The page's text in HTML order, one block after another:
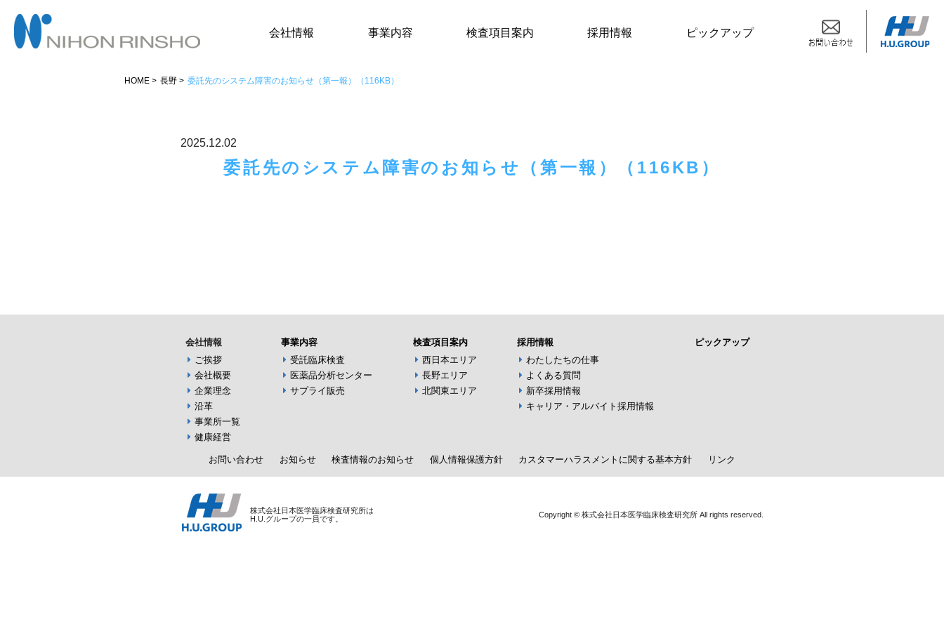
会社情報 事業内容 検査項目案内 採用情報 ピックアップ
HOME 長野 委託先のシステム障害のお知らせ（第一報）（116KB）
2025.12.02
委託先のシステム障害のお知らせ（第一報）（116KB）
会社情報
ご挨拶
会社概要
企業理念
沿革
事業所一覧
健康経営
事業内容
受託臨床検査
医薬品分析センター
サプライ販売
検査項目案内
西日本エリア
長野エリア
北関東エリア
採用情報
わたしたちの仕事
よくある質問
新卒採用情報
キャリア・アルバイト採用情報
ピックアップ
お問い合わせ お知らせ 検査情報のお知らせ 個人情報保護方針 カスタマーハラスメントに関する基本方針 リンク
株式会社日本医学臨床検査研究所は
H.U.グループの一員です。
Copyright © 株式会社日本医学臨床検査研究所 All rights reserved.